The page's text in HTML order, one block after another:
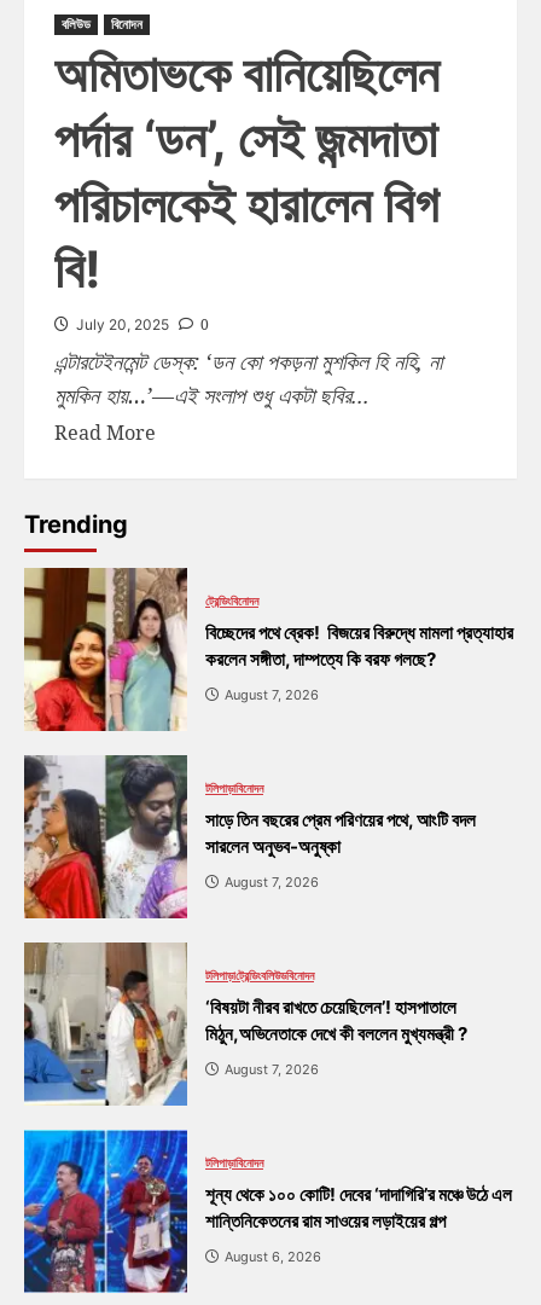
বলিউড বিনোদন
অমিতাভকে বানিয়েছিলেন
পর্দার ‘ডন’, সেই জন্মদাতা
পরিচালকেই হারালেন বিগ
বি!
July 20, 2025 0
এন্টারটেইনমেন্ট ডেস্ক: ‘ডন কো পকড়না মুশকিল হি নহি, না
মুমকিন হায়…’—এই সংলাপ শুধু একটা ছবির...
Read More
Trending
ট্রেন্ডিংবিনোদন
বিচ্ছেদের পথে ব্রেক! বিজয়ের বিরুদ্ধে মামলা প্রত্যাহার
করলেন সঙ্গীতা, দাম্পত্যে কি বরফ গলছে?
August 7, 2026
টলিপাড়াবিনোদন
সাড়ে তিন বছরের প্রেম পরিণয়ের পথে, আংটি বদল
সারলেন অনুভব-অনুষ্কা
August 7, 2026
টলিপাড়াট্রেন্ডিংবলিউডবিনোদন
‘বিষয়টা নীরব রাখতে চেয়েছিলেন’! হাসপাতালে
মিঠুন,অভিনেতাকে দেখে কী বললেন মুখ্যমন্ত্রী ?
August 7, 2026
টলিপাড়াবিনোদন
শূন্য থেকে ১০০ কোটি! দেবের ‘দাদাগিরি’র মঞ্চে উঠে এল
শান্তিনিকেতনের রাম সাওয়ের লড়াইয়ের গল্প
August 6, 2026